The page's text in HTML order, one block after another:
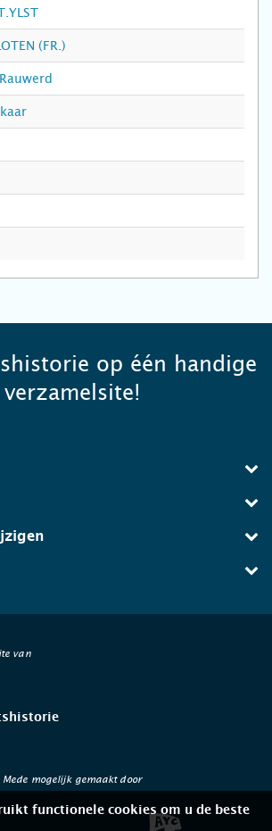
(FR.)
op één handige
verzamelsite!
van
Mede mogelijk gemaakt door
functionele cookies om u de beste